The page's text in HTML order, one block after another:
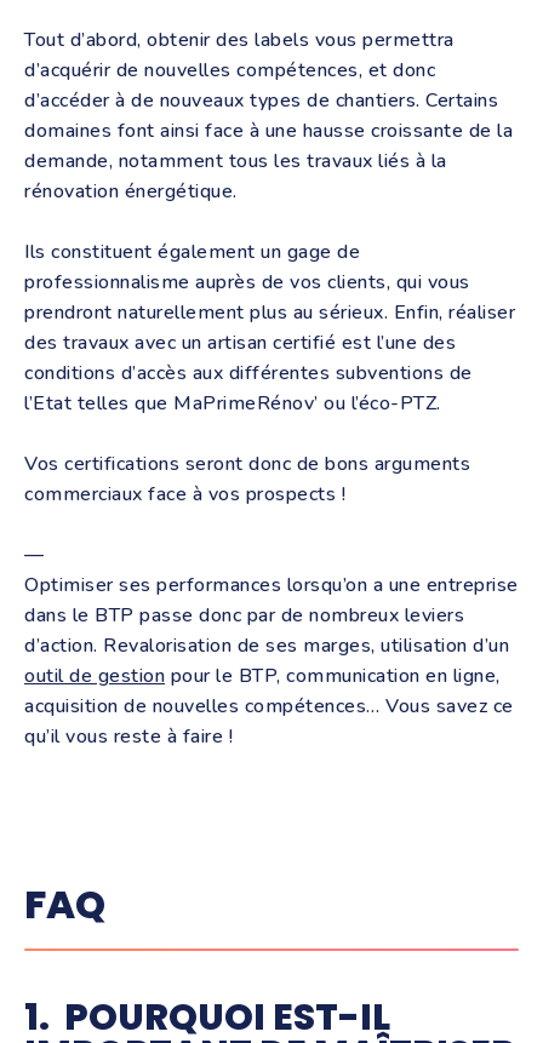
Tout d’abord, obtenir des labels vous permettra
d’acquérir de nouvelles compétences, et donc
d’accéder à de nouveaux types de chantiers. Certains
domaines font ainsi face à une hausse croissante de la
demande, notamment tous les travaux liés à la
rénovation énergétique.
Ils constituent également un gage de
professionnalisme auprès de vos clients, qui vous
prendront naturellement plus au sérieux. Enfin, réaliser
des travaux avec un artisan certifié est l’une des
conditions d’accès aux différentes subventions de
l’Etat telles que MaPrimeRénov’ ou l’éco-PTZ.
Vos certifications seront donc de bons arguments
commerciaux face à vos prospects !
—
Optimiser ses performances lorsqu’on a une entreprise
dans le BTP passe donc par de nombreux leviers
d’action. Revalorisation de ses marges, utilisation d’un
outil de gestion pour le BTP, communication en ligne,
acquisition de nouvelles compétences… Vous savez ce
qu’il vous reste à faire !
FAQ
1. POURQUOI EST-IL